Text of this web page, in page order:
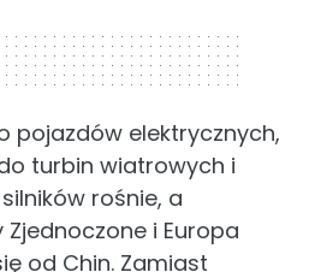
pojazdów elektrycznych,
turbin wiatrowych i
rośnie, a
i Europa
od Chin. Zamiast